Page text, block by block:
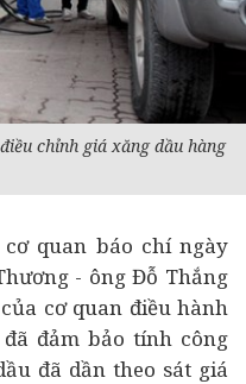
chỉnh giá xăng dầu hàng
quan báo chí ngày
- ông Đỗ Thắng
cơ quan điều hành
đảm bảo tính công
đã dần theo sát giá